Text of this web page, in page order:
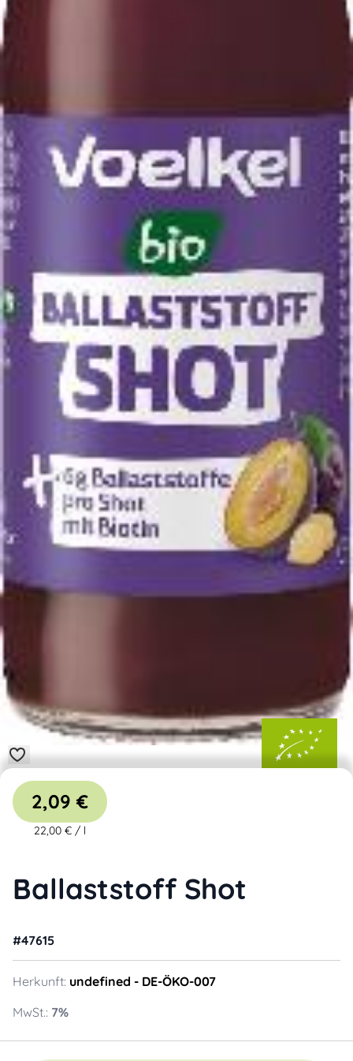
Ballaststoff Shot
#47615
Herkunft: undefined - DE-ÖKO-007
MwSt.: 7%
2,09 €
22,00 € / l